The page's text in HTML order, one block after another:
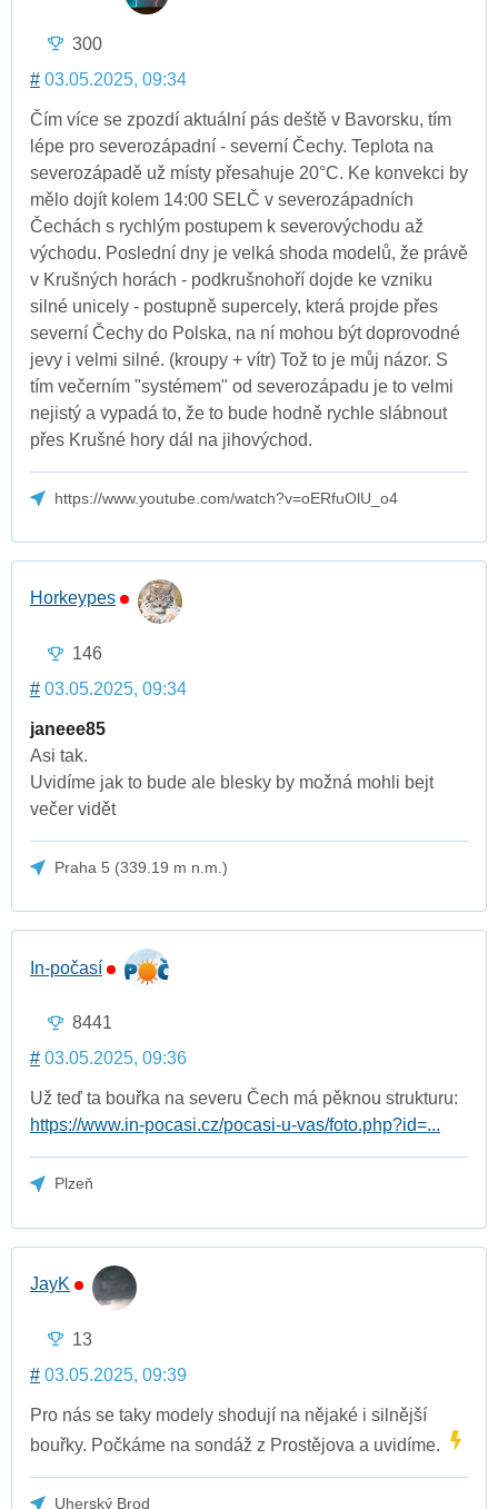
300
# 03.05.2025, 09:34
Čím více se zpozdí aktuální pás deště v Bavorsku, tím
lépe pro severozápadní - severní Čechy. Teplota na
severozápadě už místy přesahuje 20°C. Ke konvekci by
mělo dojít kolem 14:00 SELČ v severozápadních
Čechách s rychlým postupem k severovýchodu až
východu. Poslední dny je velká shoda modelů, že právě
v Krušných horách - podkrušnohoří dojde ke vzniku
silné unicely - postupně supercely, která projde přes
severní Čechy do Polska, na ní mohou být doprovodné
jevy i velmi silné. (kroupy + vítr) Tož to je můj názor. S
tím večerním "systémem" od severozápadu je to velmi
nejistý a vypadá to, že to bude hodně rychle slábnout
přes Krušné hory dál na jihovýchod.
https://www.youtube.com/watch?v=oERfuOlU_o4
Horkeypes
146
# 03.05.2025, 09:34
janeee85
Asi tak.
Uvidíme jak to bude ale blesky by možná mohli bejt
večer vidět
Praha 5 (339.19 m n.m.)
In-počasí
8441
# 03.05.2025, 09:36
Už teď ta bouřka na severu Čech má pěknou strukturu:
https://www.in-pocasi.cz/pocasi-u-vas/foto.php?id=...
Plzeň
JayK
13
# 03.05.2025, 09:39
Pro nás se taky modely shodují na nějaké i silnější
bouřky. Počkáme na sondáž z Prostějova a uvidíme.
Uherský Brod